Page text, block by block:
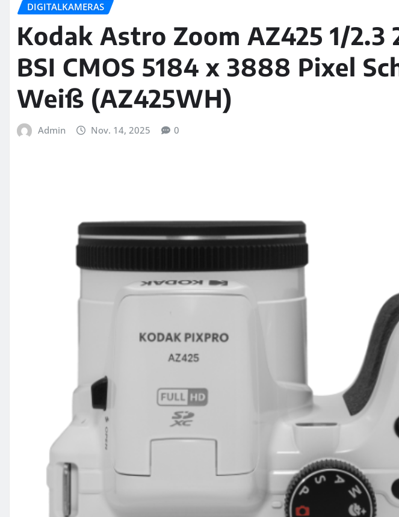
DIGITALKAMERAS
Kodak Astro Zoom AZ425 1/2.3
BSI CMOS 5184 x 3888 Pixel
Weiß (AZ425WH)
Admin Nov. 14, 2025 0